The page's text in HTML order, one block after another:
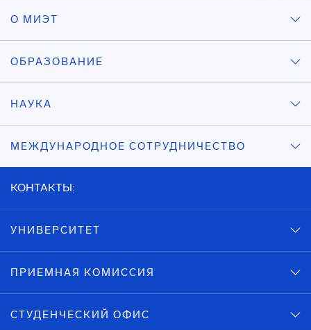
О МИЭТ
ОБРАЗОВАНИЕ
НАУКА
МЕЖДУНАРОДНОЕ СОТРУДНИЧЕСТВО
КОНТАКТЫ:
УНИВЕРСИТЕТ
ПРИЕМНАЯ КОМИССИЯ
СТУДЕНЧЕСКИЙ ОФИС